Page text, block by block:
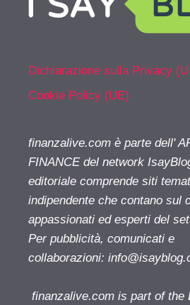
Dichiarazione sulla Privacy
Cookie Policy (UE)
finanzalive.com è parte dell'
FINANCE del network
editoriale comprende siti
indipendente che contano sul
appassionati ed esperti del
Per pubblicità, comunicati e
collaborazioni:
finanzalive.com is part of the